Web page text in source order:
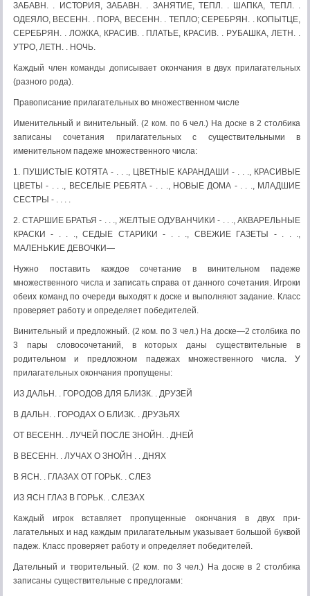
ЗАБАВН. . ИСТОРИЯ, ЗАБАВН. . ЗАНЯТИЕ, ТЕПЛ. . ШАПКА, ТЕПЛ. .
ОДЕЯЛО, ВЕСЕНН. . ПОРА, ВЕСЕНН. . ТЕПЛО; СЕРЕБРЯН. . КОПЫТ­ЦЕ,
СЕРЕБРЯН. . ЛОЖКА, КРАСИВ. . ПЛАТЬЕ, КРАСИВ. . РУБАШКА, ЛЕТН. .
УТРО, ЛЕТН. . НОЧЬ.
Каждый член команды дописывает окончания в двух прилага­тельных
(разного рода).
Правописание прилагательных во множественном числе
Именительный и винительный. (2 ком. по 6 чел.) На доске в 2 столбика
записаны сочетания прилагательных с существи­тельными в
именительном падеже множественного числа:
1. ПУШИСТЫЕ КОТЯТА - . . ., ЦВЕТНЫЕ КАРАНДА­ШИ - . . ., КРАСИВЫЕ
ЦВЕТЫ - . . ., ВЕСЕЛЫЕ РЕБЯТА - . . ., НОВЫЕ ДОМА - . . ., МЛАДШИЕ
СЕСТРЫ - . . . .
2. СТАРШИЕ БРАТЬЯ - . . ., ЖЕЛТЫЕ ОДУВАНЧИКИ - . . ., АКВАРЕЛЬНЫЕ
КРАСКИ - . . ., СЕДЫЕ СТАРИКИ - . . ., СВЕЖИЕ ГАЗЕТЫ - . . .,
МАЛЕНЬКИЕ ДЕВОЧКИ—
Нужно поставить каждое сочетание в винительном падеже
множественного числа и записать справа от данного сочетания. Игроки
обеих команд по очереди выходят к доске и выполняют задание. Класс
проверяет работу и определяет победителей.
Винительный и предложный. (2 ком. по 3 чел.) На доске—2 столбика по
3 пары словосочетаний, в которых даны существи­тельные в
родительном и предложном падежах множественного числа. У
прилагательных окончания пропущены:
ИЗ ДАЛЬН. . ГОРОДОВ ДЛЯ БЛИЗК. . ДРУЗЕЙ
В ДАЛЬН. . ГОРОДАХ О БЛИЗК. . ДРУЗЬЯХ
ОТ ВЕСЕНН. . ЛУЧЕЙ ПОСЛЕ ЗНОЙН. . ДНЕЙ
В ВЕСЕНН. . ЛУЧАХ О ЗНОЙН . . ДНЯХ
В ЯСН. . ГЛАЗАХ ОТ ГОРЬК. . СЛЕЗ
ИЗ ЯСН ГЛАЗ В ГОРЬК. . СЛЕЗАХ
Каждый игрок вставляет пропущенные окончания в двух при­
лагательных и над каждым прилагательным указывает большой буквой
падеж. Класс проверяет работу и определяет победителей.
Дательный и творительный. (2 ком. по 3 чел.) На доске в 2 столбика
записаны существительные с предлогами: